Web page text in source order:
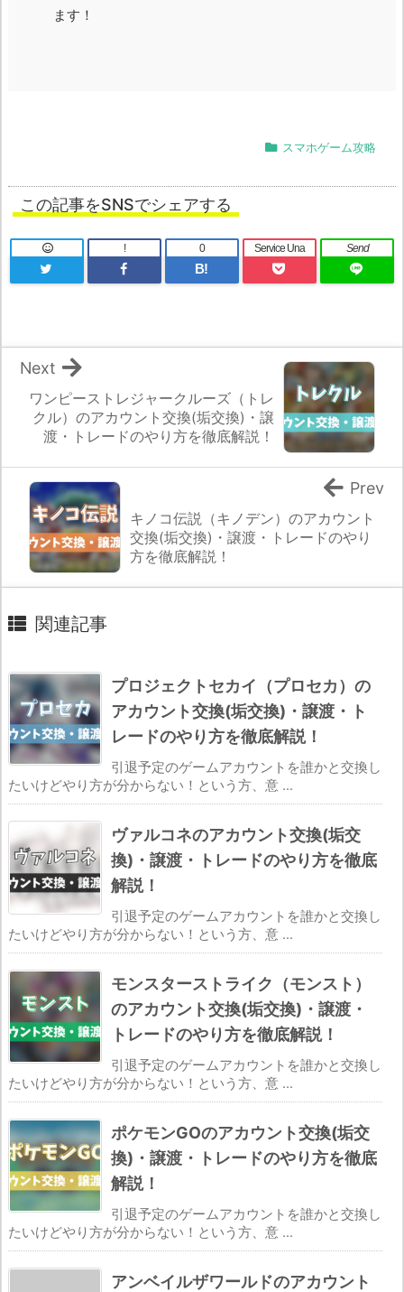
ます！
スマホゲーム攻略
この記事をSNSでシェアする
!
B!
0 Service Una Send
ワンピーストレジャークルーズ（トレ
クル）のアカウント交換(垢交換)・譲
渡・トレードのやり方を徹底解説！
Next
キノコ伝説（キノデン）のアカウント
交換(垢交換)・譲渡・トレードのやり
方を徹底解説！
Prev
関連記事
プロジェクトセカイ（プロセカ）の
アカウント交換(垢交換)・譲渡・ト
レードのやり方を徹底解説！
引退予定のゲームアカウントを誰かと交換し
たいけどやり方が分からない！という方、意 ...
ヴァルコネのアカウント交換(垢交
換)・譲渡・トレードのやり方を徹底
解説！
引退予定のゲームアカウントを誰かと交換し
たいけどやり方が分からない！という方、意 ...
モンスターストライク（モンスト）
のアカウント交換(垢交換)・譲渡・
トレードのやり方を徹底解説！
引退予定のゲームアカウントを誰かと交換し
たいけどやり方が分からない！という方、意 ...
ポケモンGOのアカウント交換(垢交
換)・譲渡・トレードのやり方を徹底
解説！
引退予定のゲームアカウントを誰かと交換し
たいけどやり方が分からない！という方、意 ...
アンベイルザワールドのアカウント